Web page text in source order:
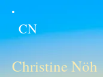
CN
Christine Nöh